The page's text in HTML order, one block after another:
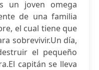
un joven omega
de una familia
el cual tiene que
sobrevivir.Un día,
el pequeño
capitán se lleva